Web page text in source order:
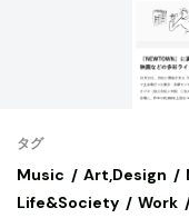
タグ
Music Art,Design
Life&Society
Work